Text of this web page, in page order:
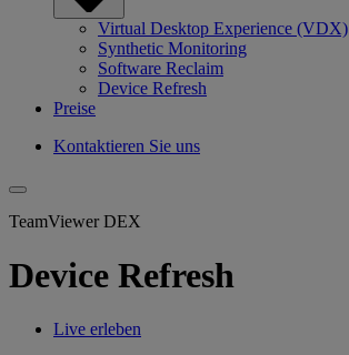
Virtual Desktop Experience (VDX)
Synthetic Monitoring
Software Reclaim
Device Refresh
Preise
Kontaktieren Sie uns
TeamViewer DEX
Device Refresh
Live erleben